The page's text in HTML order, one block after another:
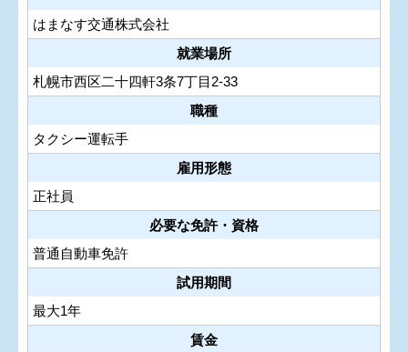
はまなす交通株式会社
就業場所
札幌市西区二十四軒3条7丁目2-33
職種
タクシー運転手
雇用形態
正社員
必要な免許・資格
普通自動車免許
試用期間
最大1年
賃金